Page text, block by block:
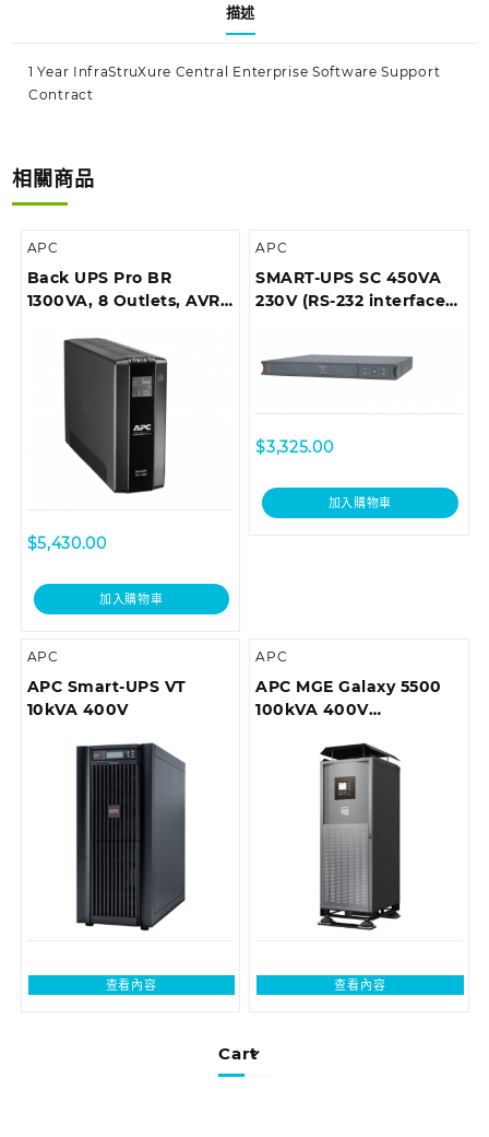
Cart
描述
1 Year InfraStruXure Central Enterprise Software Support
Contract
相關商品
APC
Back UPS Pro BR
1300VA, 8 Outlets, AVR,
$5,430.00
加入購物車
APC
SMART-UPS SC 450VA
230V (RS-232 interface),
$3,325.00
加入購物車
APC
APC Smart-UPS VT
10kVA 400V
查看內容
APC
APC MGE Galaxy 5500
100kVA 400V
查看內容